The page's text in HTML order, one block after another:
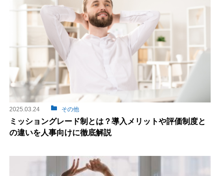
2025.03.24 その他
ミッショングレード制とは？導入メリットや評価制度と
の違いを人事向けに徹底解説